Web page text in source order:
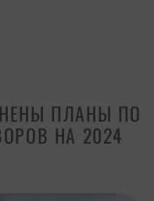
ПЛАНЫ ПО
НА 2024